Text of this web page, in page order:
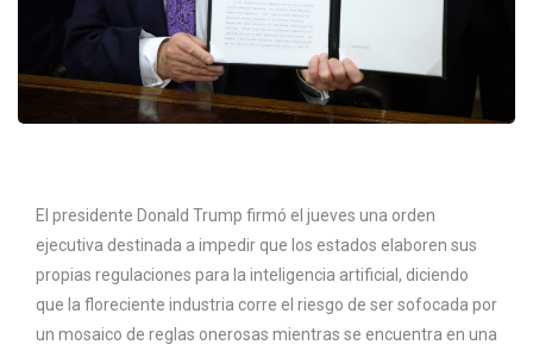
El presidente Donald Trump firmó el jueves una orden
ejecutiva destinada a impedir que los estados elaboren sus
propias regulaciones para la inteligencia artificial, diciendo
que la floreciente industria corre el riesgo de ser sofocada por
un mosaico de reglas onerosas mientras se encuentra en una